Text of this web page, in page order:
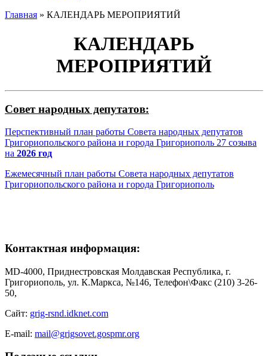
Главная » КАЛЕНДАРЬ МЕРОПРИЯТИЙ
КАЛЕНДАРЬ
МЕРОПРИЯТИЙ
Совет народных депутатов:
Перспективный план работы Совета народных депутатов
Григориопольского района и города Григориополь 27 созыва
на 2026 год
Ежемесячный план работы Совета народных депутатов
Григориопольского района и города Григориополь
Контактная информация:
MD-4000, Приднестровская Молдавская Республика, г.
Григориополь, ул. К.Маркса, №146, Телефон\Факс (210) 3-26-
50,
Сайт: grig-rsnd.idknet.com
E-mail: mail@grigsovet.gospmr.org